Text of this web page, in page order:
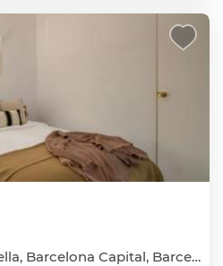
El Barri Gòtic, Ciutat Vella, Barcelona Capital, Barcelona